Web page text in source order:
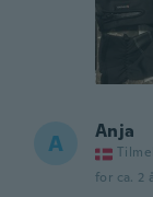
A Anja
for ca. 2